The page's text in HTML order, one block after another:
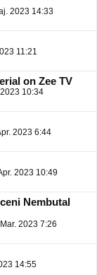
2023 14:33
11:21
on Zee TV
10:34
2023 6:44
2023 10:49
Nembutal
2023 7:26
14:55